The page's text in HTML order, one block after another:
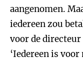
aangenomen.
iedereen zou
voor de directeur
‘Iedereen is